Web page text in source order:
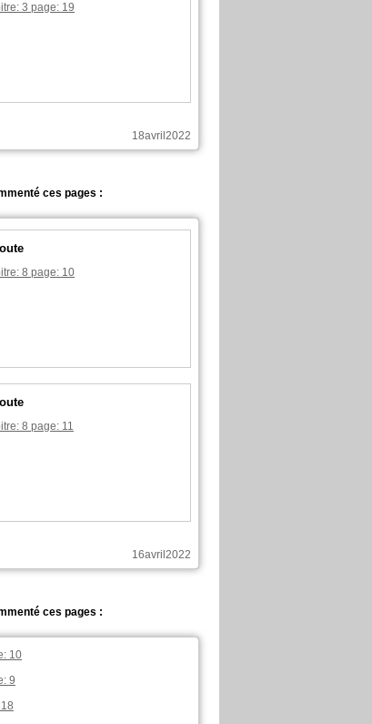
3 page: 19
18avril2022
ces pages :
8 page: 10
8 page: 11
16avril2022
ces pages :
10
9